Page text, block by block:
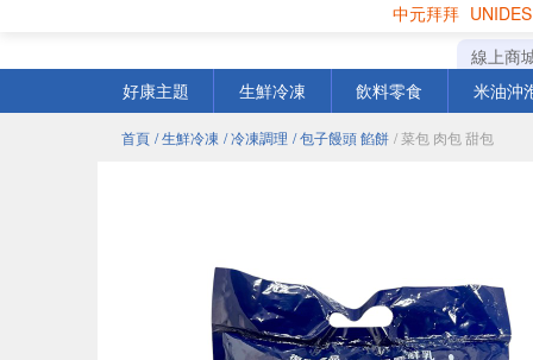
中元拜拜
巧克力 衛生紙
線上商
好康主題
生鮮冷凍 飲料零食 米油沖
首頁 / 生鮮冷凍 / 冷凍調理 / 包子饅頭 餡餅 / 菜包 肉包 甜包